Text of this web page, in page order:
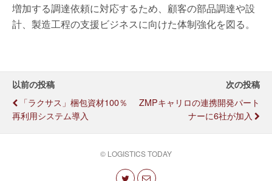
増加する調達依頼に対応するため、顧客の部品調達や設
計、製造工程の支援ビジネスに向けた体制強化を図る。
以前の投稿
「ラクサス」梱包資材100％
再利用システム導入
次の投稿
ZMPキャリロの連携開発パート
ナーに6社が加入
© LOGISTICS TODAY